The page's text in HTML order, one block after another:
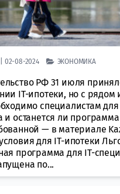
02-08-2024 ЭКОНОМИКА
РФ 31 июля
IT-ипотеки, но с рядом
специалистам
и останется ли программа
— в материале
для IT-ипотеки
программа для IT-
по...